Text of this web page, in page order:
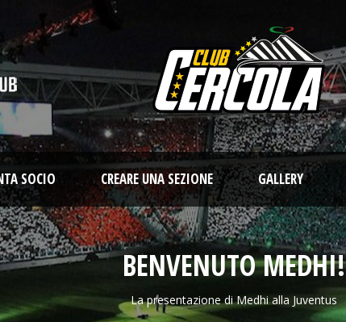
SOCIO CREARE UNA SEZIONE GALLERY
BENVENUTO MEDHI!
La presentazione di Medhi alla Juventus